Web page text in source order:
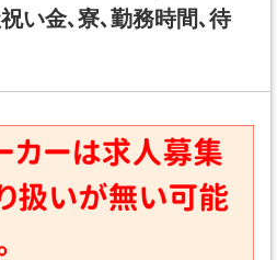
い金､寮､勤務時間､待